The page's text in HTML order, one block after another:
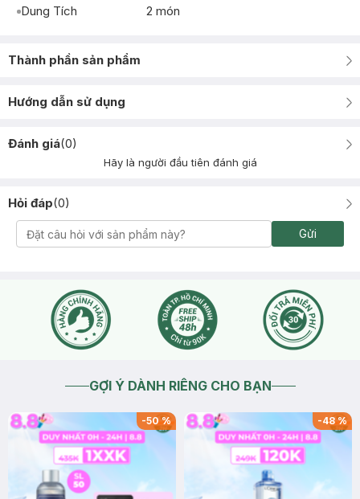
Dung Tích
2 món
Thành phần sản phẩm
Hướng dẫn sử dụng
Đánh giá(0)
Hãy là người đầu tiên đánh giá
Hỏi đáp(0)
Gửi
GỢI Ý DÀNH RIÊNG CHO BẠN
-50% -48%